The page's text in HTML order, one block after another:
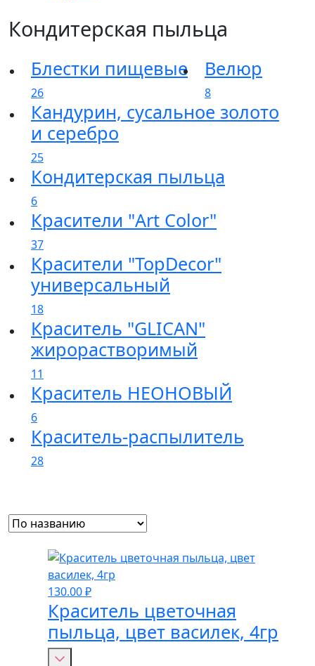
Кондитерская пыльца
Блестки пищевые
26
Велюр
8
Кандурин, сусальное золото
и серебро
25
Кондитерская пыльца
6
Красители "Art Color​"
37
Красители "TopDecor"
универсальный
18
Краситель "GLICAN"
жирорастворимый
11
Краситель НЕОНОВЫЙ
6
Краситель-распылитель
28
130.00₽
Краситель цветочная
пыльца, цвет василек, 4гр